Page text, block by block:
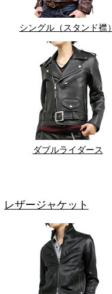
シングル（スタンド襟）
ダブルライダース
レザージャケット